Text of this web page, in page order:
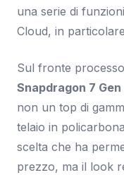
una serie di
Cloud, in
Sul fronte
Snapdragon 7 Gen
non un top di
telaio in
scelta che ha
prezzo, ma il look